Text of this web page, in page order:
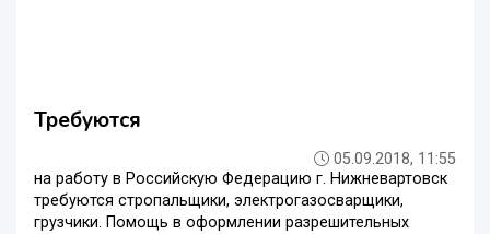
Требуются
05.09.2018, 11:55
на работу в Российскую Федерацию г. Нижневартовск
требуются стропальщики, электрогазосварщики,
грузчики. Помощь в оформлении разрешительных